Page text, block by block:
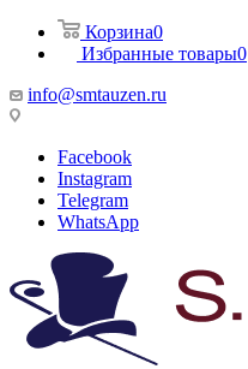
Корзина0
Избранные товары0
info@smtauzen.ru
Facebook
Instagram
Telegram
WhatsApp